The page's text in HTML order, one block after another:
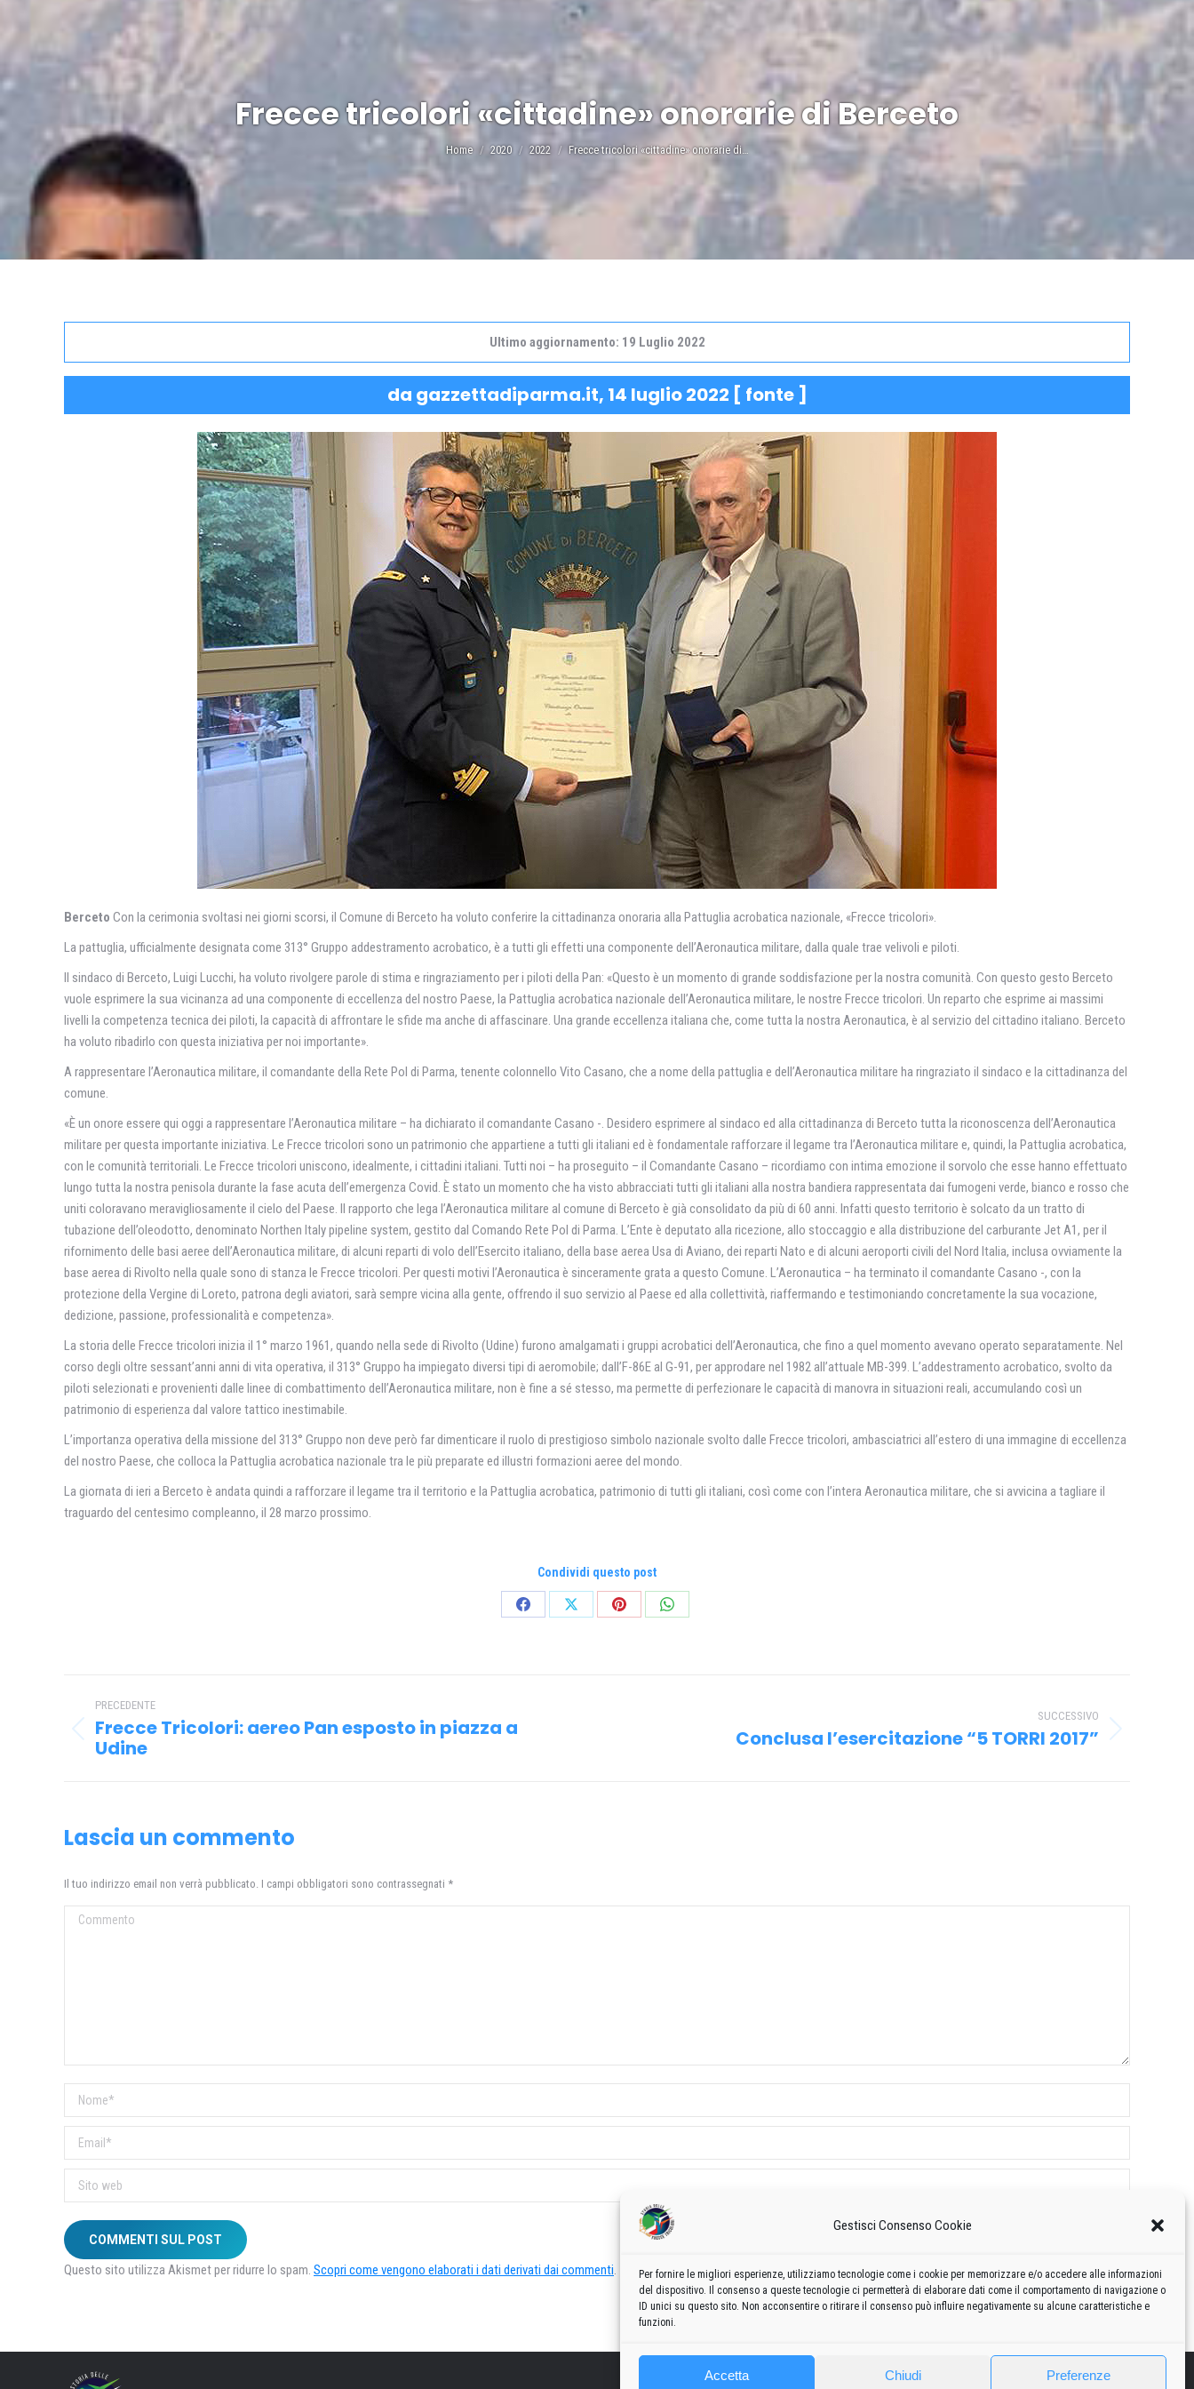
Gestisci Consenso Cookie
Per fornire le migliori esperienze, utilizziamo tecnologie come i cookie per memorizzare e/o accedere alle informazioni
del dispositivo. Il consenso a queste tecnologie ci permetterà di elaborare dati come il comportamento di navigazione o
ID unici su questo sito. Non acconsentire o ritirare il consenso può influire negativamente su alcune caratteristiche e
funzioni.
Accetta Chiudi Preferenze
Frecce tricolori «cittadine» onorarie di Berceto
Tu sei qui:
Home 2020 2022 Frecce tricolori «cittadine» onorarie di…
Ultimo aggiornamento: 19 Luglio 2022
da gazzettadiparma.it, 14 luglio 2022 [ fonte]
Berceto Con la cerimonia svoltasi nei giorni scorsi, il Comune di Berceto ha voluto conferire la cittadinanza onoraria alla Pattuglia acrobatica nazionale, «Frecce tricolori».
La pattuglia, ufficialmente designata come 313° Gruppo addestramento acrobatico, è a tutti gli effetti una componente dell’Aeronautica militare, dalla quale trae velivoli e piloti.
Il sindaco di Berceto, Luigi Lucchi, ha voluto rivolgere parole di stima e ringraziamento per i piloti della Pan: «Questo è un momento di grande soddisfazione per la nostra comunità. Con questo gesto Berceto
vuole esprimere la sua vicinanza ad una componente di eccellenza del nostro Paese, la Pattuglia acrobatica nazionale dell’Aeronautica militare, le nostre Frecce tricolori. Un reparto che esprime ai massimi
livelli la competenza tecnica dei piloti, la capacità di affrontare le sfide ma anche di affascinare. Una grande eccellenza italiana che, come tutta la nostra Aeronautica, è al servizio del cittadino italiano. Berceto
ha voluto ribadirlo con questa iniziativa per noi importante».
A rappresentare l’Aeronautica militare, il comandante della Rete Pol di Parma, tenente colonnello Vito Casano, che a nome della pattuglia e dell’Aeronautica militare ha ringraziato il sindaco e la cittadinanza del
comune.
«È un onore essere qui oggi a rappresentare l’Aeronautica militare – ha dichiarato il comandante Casano -. Desidero esprimere al sindaco ed alla cittadinanza di Berceto tutta la riconoscenza dell’Aeronautica
militare per questa importante iniziativa. Le Frecce tricolori sono un patrimonio che appartiene a tutti gli italiani ed è fondamentale rafforzare il legame tra l’Aeronautica militare e, quindi, la Pattuglia acrobatica,
con le comunità territoriali. Le Frecce tricolori uniscono, idealmente, i cittadini italiani. Tutti noi – ha proseguito – il Comandante Casano – ricordiamo con intima emozione il sorvolo che esse hanno effettuato
lungo tutta la nostra penisola durante la fase acuta dell’emergenza Covid. È stato un momento che ha visto abbracciati tutti gli italiani alla nostra bandiera rappresentata dai fumogeni verde, bianco e rosso che
uniti coloravano meravigliosamente il cielo del Paese. Il rapporto che lega l’Aeronautica militare al comune di Berceto è già consolidato da più di 60 anni. Infatti questo territorio è solcato da un tratto di
tubazione dell’oleodotto, denominato Northen Italy pipeline system, gestito dal Comando Rete Pol di Parma. L’Ente è deputato alla ricezione, allo stoccaggio e alla distribuzione del carburante Jet A1, per il
rifornimento delle basi aeree dell’Aeronautica militare, di alcuni reparti di volo dell’Esercito italiano, della base aerea Usa di Aviano, dei reparti Nato e di alcuni aeroporti civili del Nord Italia, inclusa ovviamente la
base aerea di Rivolto nella quale sono di stanza le Frecce tricolori. Per questi motivi l’Aeronautica è sinceramente grata a questo Comune. L’Aeronautica – ha terminato il comandante Casano -, con la
protezione della Vergine di Loreto, patrona degli aviatori, sarà sempre vicina alla gente, offrendo il suo servizio al Paese ed alla collettività, riaffermando e testimoniando concretamente la sua vocazione,
dedizione, passione, professionalità e competenza».
La storia delle Frecce tricolori inizia il 1° marzo 1961, quando nella sede di Rivolto (Udine) furono amalgamati i gruppi acrobatici dell’Aeronautica, che fino a quel momento avevano operato separatamente. Nel
corso degli oltre sessant’anni anni di vita operativa, il 313° Gruppo ha impiegato diversi tipi di aeromobile; dall’F-86E al G-91, per approdare nel 1982 all’attuale MB-399. L’addestramento acrobatico, svolto da
piloti selezionati e provenienti dalle linee di combattimento dell’Aeronautica militare, non è fine a sé stesso, ma permette di perfezionare le capacità di manovra in situazioni reali, accumulando così un
patrimonio di esperienza dal valore tattico inestimabile.
L’importanza operativa della missione del 313° Gruppo non deve però far dimenticare il ruolo di prestigioso simbolo nazionale svolto dalle Frecce tricolori, ambasciatrici all’estero di una immagine di eccellenza
del nostro Paese, che colloca la Pattuglia acrobatica nazionale tra le più preparate ed illustri formazioni aeree del mondo.
La giornata di ieri a Berceto è andata quindi a rafforzare il legame tra il territorio e la Pattuglia acrobatica, patrimonio di tutti gli italiani, così come con l’intera Aeronautica militare, che si avvicina a tagliare il
traguardo del centesimo compleanno, il 28 marzo prossimo.
Condividi questo post
CondividiCondividiCondividiCondividi
Naviga
traPRECEDENTE
Post
precedente:
Frecce Tricolori: aereo Pan esposto in piazza a
Udine
SUCCESSIVO
Conclusa l’esercitazione “5 TORRI 2017”
Lascia un commento
Il tuo indirizzo email non verrà pubblicato. I campi obbligatori sono contrassegnati *
Commento
Nome *
Email *
Sito web
COMMENTI SUL POST
Questo sito utilizza Akismet per ridurre lo spam. Scopri come vengono elaborati i dati derivati dai commenti.